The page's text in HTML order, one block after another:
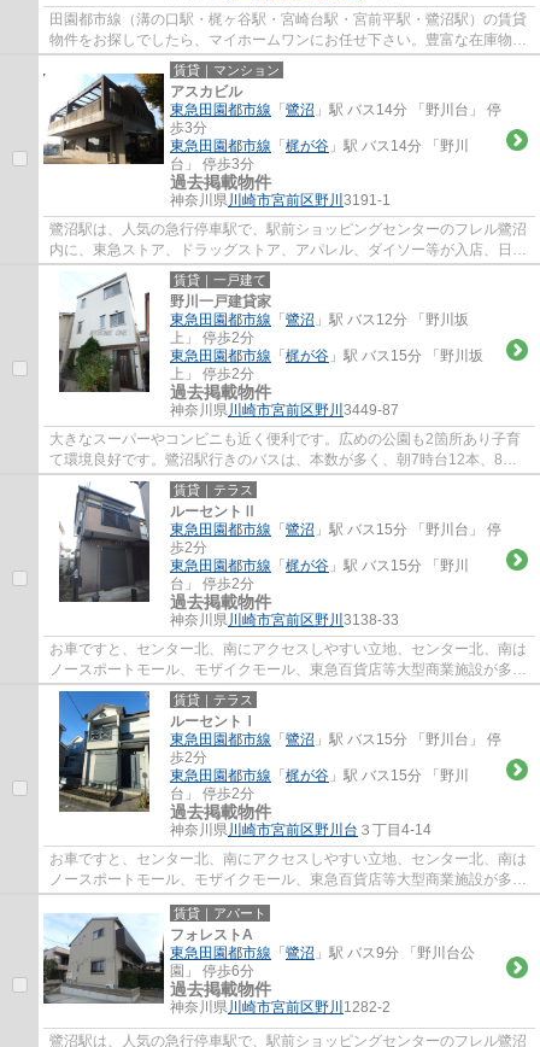
田園都市線（溝の口駅・梶ヶ谷駅・宮崎台駅・宮前平駅・鷺沼駅）の賃貸
物件をお探しでしたら、マイホームワンにお任せ下さい。豊富な在庫物件
から、お客様のご要望に合うお部屋をご提...
賃貸｜マンション
アスカビル
東急田園都市線 「 鷺沼 」駅 バス14分 「野川台」 停
歩3分
東急田園都市線 「 梶が谷 」駅 バス14分 「野川
台」 停歩3分
過去掲載物件
神奈川県川崎市宮前区野川 3191-1
鷺沼駅は、人気の急行停車駅で、駅前ショッピングセンターのフレル鷺沼
内に、東急ストア、ドラッグストア、アパレル、ダイソー等が入店、日常
のお買い物に便利で、周辺には、飲食店街...
賃貸｜一戸建て
野川一戸建貸家
東急田園都市線 「 鷺沼 」駅 バス12分 「野川坂
上」 停歩2分
東急田園都市線 「 梶が谷 」駅 バス15分 「野川坂
上」 停歩2分
過去掲載物件
神奈川県川崎市宮前区野川 3449-87
大きなスーパーやコンビニも近く便利です。広めの公園も2箇所あり子育
て環境良好です。鷺沼駅行きのバスは、本数が多く、朝7時台12本、8時
台13本、深夜バスも25時過ぎまで運行しており...
賃貸｜テラス
ルーセントⅡ
東急田園都市線 「 鷺沼 」駅 バス15分 「野川台」 停
歩2分
東急田園都市線 「 梶が谷 」駅 バス15分 「野川
台」 停歩2分
過去掲載物件
神奈川県川崎市宮前区野川 3138-33
お車ですと、センター北、南にアクセスしやすい立地、センター北、南は
ノースポートモール、モザイクモール、東急百貨店等大型商業施設が多
く、休日の過ごし方の幅も広がります。田園...
賃貸｜テラス
ルーセントⅠ
東急田園都市線 「 鷺沼 」駅 バス15分 「野川台」 停
歩2分
東急田園都市線 「 梶が谷 」駅 バス15分 「野川
台」 停歩2分
過去掲載物件
神奈川県川崎市宮前区野川台 ３丁目4-14
お車ですと、センター北、南にアクセスしやすい立地、センター北、南は
ノースポートモール、モザイクモール、東急百貨店等大型商業施設が多
く、休日の過ごし方の幅も広がります。田園...
賃貸｜アパート
フォレストA
東急田園都市線 「 鷺沼 」駅 バス9分 「野川台公
園」 停歩6分
過去掲載物件
神奈川県川崎市宮前区野川 1282-2
鷺沼駅は、人気の急行停車駅で、駅前ショッピングセンターのフレル鷺沼